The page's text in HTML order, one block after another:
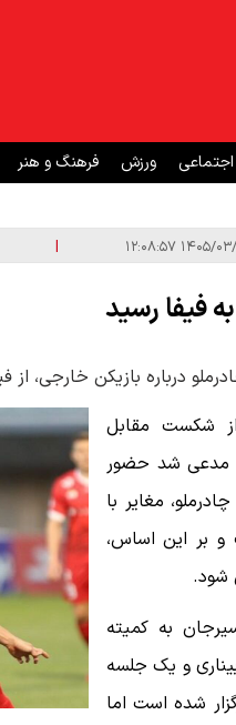
اجتماعی ورزش فرهنگ و هنر
|
فیفا رسید
درباره بازیکن خارجی،
شکست مقابل
مدعی شد حضور
مغایر با
و بر این اساس،
به کمیته
و یک جلسه
شده است اما